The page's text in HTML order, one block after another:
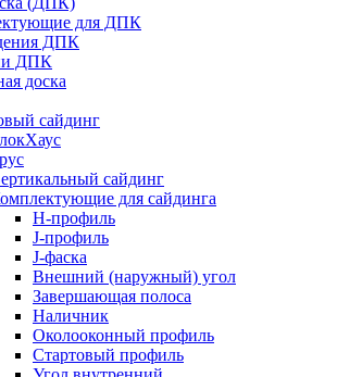
для ДПК
ДПК
ДПК
доска
сайдинг
сайдинг
для сайдинга
H-профиль
J-профиль
J-фаска
Внешний (наружный) угол
Завершающая полоса
Наличник
Околооконный профиль
Стартовый профиль